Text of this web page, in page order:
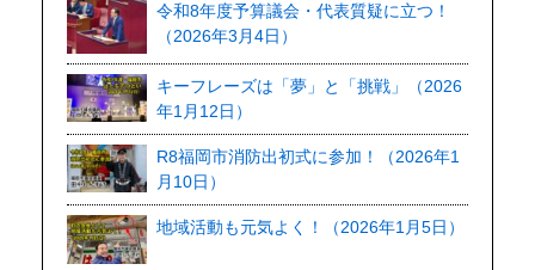
令和8年度予算議会・代表質疑に立つ！
（2026年3月4日）
キーフレーズは「夢」と「挑戦」（2026
年1月12日）
R8福岡市消防出初式に参加！（2026年1
月10日）
地域活動も元気よく！（2026年1月5日）